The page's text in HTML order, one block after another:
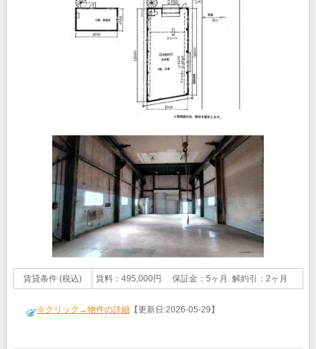
賃貸条件 (税込) 賃料：495,000円 保証金：5ヶ月 解約引：2ヶ月
※クリック→物件の詳細 【更新日:2026-05-29】